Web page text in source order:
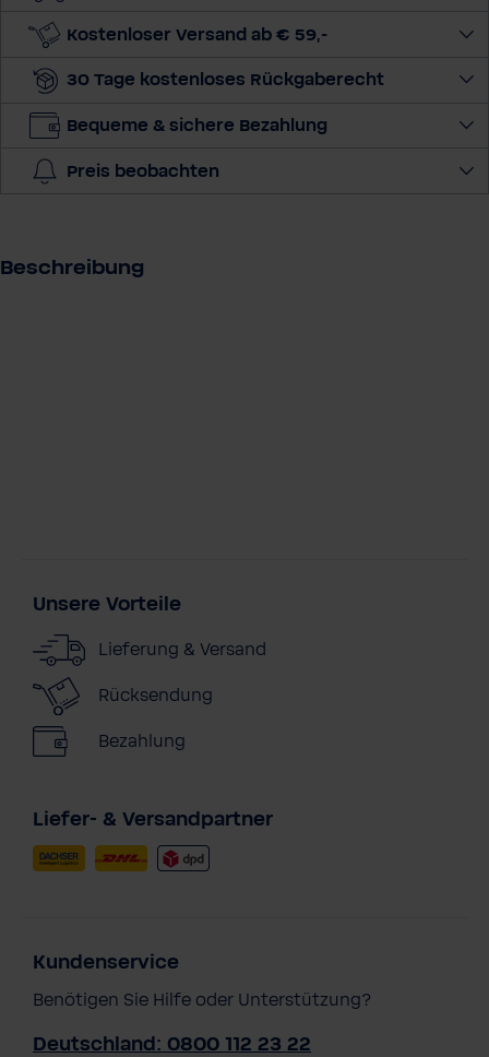
e
e
g
Kostenloser Versand ab € 59,-
30 Tage kostenloses Rückgaberecht
Bequeme & sichere Bezahlung
Preis beobachten
Beschreibung
Unsere Vorteile
Lieferung & Versand
Rücksendung
Bezahlung
Liefer- & Versandpartner
Kundenservice
Benötigen Sie Hilfe oder Unterstützung?
Deutschland: 0800 112 23 22